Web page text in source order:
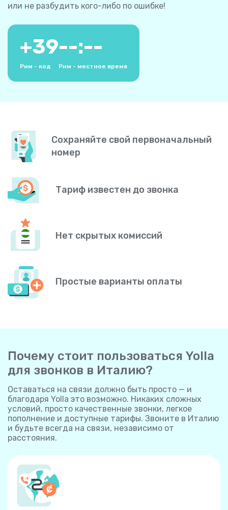
или не разбудить кого-либо по ошибке!
+39
Рим - код
--:--
Рим - местное время
Сохраняйте свой первоначальный
номер
Тариф известен до звонка
Нет скрытых комиссий
Простые варианты оплаты
Почему стоит пользоваться Yolla
для звонков в Италию?
Оставаться на связи должно быть просто — и
благодаря Yolla это возможно. Никаких сложных
условий, просто качественные звонки, легкое
пополнение и доступные тарифы. Звоните в Италию
и будьте всегда на связи, независимо от
расстояния.